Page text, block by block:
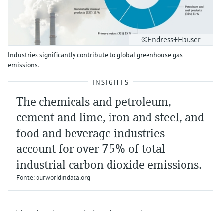
©Endress+Hauser
Industries significantly contribute to global greenhouse gas
emissions.
INSIGHTS
The chemicals and petroleum,
cement and lime, iron and steel, and
food and beverage industries
account for over 75% of total
industrial carbon dioxide emissions.
Fonte:ourworldindata.org